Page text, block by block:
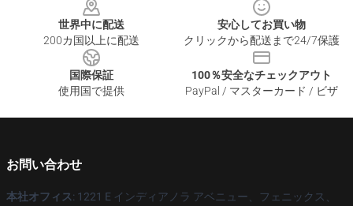
世界中に配送
200カ国以上に配送
安心してお買い物
クリックから配送まで24/7保護
国際保証
使用国で提供
100％安全なチェックアウト
PayPal / マスターカード / ビザ
お問い合わせ
本社オフィス: 1221 E インディアノラ アベニュー、フェニックス、